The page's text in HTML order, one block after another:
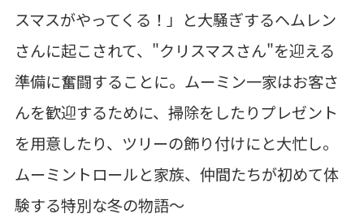
スマスがやってくる！」と大騒ぎするヘムレン
さんに起こされて、"クリスマスさん"を迎える
準備に奮闘することに。ムーミン一家はお客さ
んを歓迎するために、掃除をしたりプレゼント
を用意したり、ツリーの飾り付けにと大忙し。
ムーミントロールと家族、仲間たちが初めて体
験する特別な冬の物語～